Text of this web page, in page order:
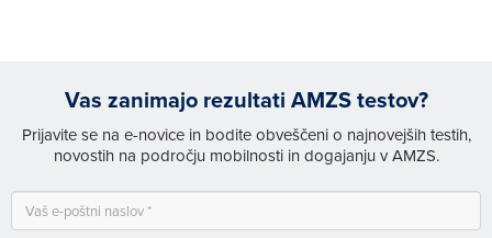
Vas zanimajo rezultati AMZS testov?
Prijavite se na e-novice in bodite obveščeni o najnovejših testih,
novostih na področju mobilnosti in dogajanju v AMZS.